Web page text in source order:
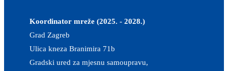
Koordinator mreže (2025. - 2028.)
Grad Zagreb
Ulica kneza Branimira 71b
Gradski ured za mjesnu samoupravu,